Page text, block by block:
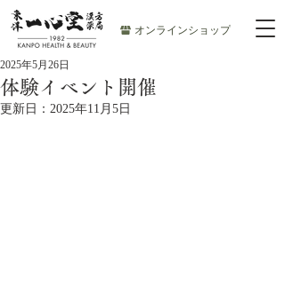
オンラインショップ
体験イベント開催
2025年5月26日
更新日： 2025年11月5日